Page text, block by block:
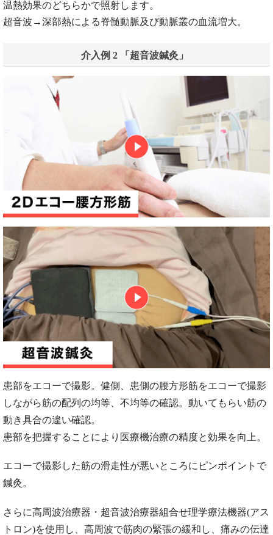
温熱効果のどちらかで照射します。
超音波→深部熱による脊髄動脈及び動脈叢の血流増大。
介入例 2 「超音波鍼灸」
患部をエコーで撮影。健側、患側の腰方形筋をエコーで撮影
しながら筋の配列の均等、不均等の確認。動いてもらい筋の
動き具合の違い確認。
患部を把握することにより医療機治療の精度と効果を向上。
エコーで撮影した筋の滑走性が悪いところにピンポイントで
鍼灸。
さらに高周波治療器・超音波治療器組合せ理学療法機器(アス
トロン)を使用し、高周波で筋肉の緊張の緩和し、痛みの伝達